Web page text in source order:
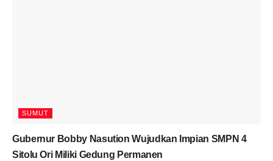
SUMUT
Gubernur Bobby Nasution Wujudkan Impian SMPN 4
Sitolu Ori Miliki Gedung Permanen